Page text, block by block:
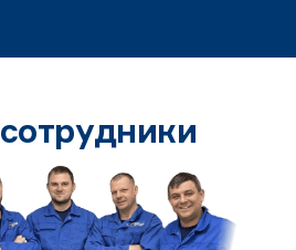
сотрудники